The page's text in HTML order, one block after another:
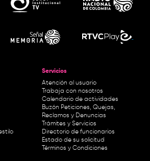
Servicios
Atención al usuario
Trabaja con nosotros
Calendario de actividades
Buzón Peticiones, Quejas,
Reclamos y Denuncias
Trámites y Servicios
Directorio de funcionarios
Estado de su solicitud
Términos y Condiciones